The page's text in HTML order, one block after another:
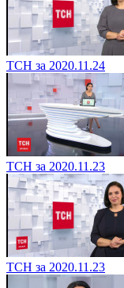
ТСН за 2020.11.24
ТСН за 2020.11.23
ТСН за 2020.11.23